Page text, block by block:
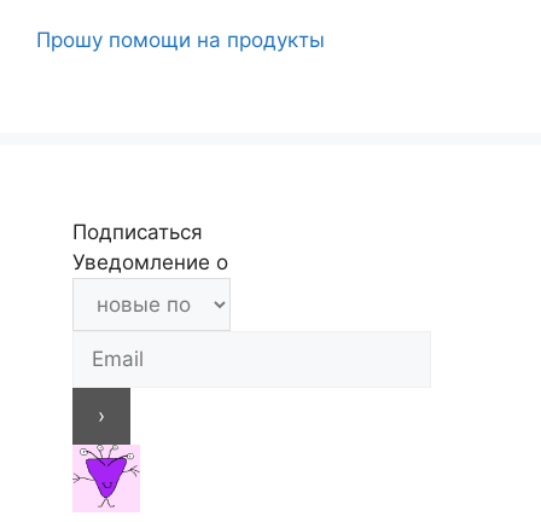
Прошу помощи на продукты
Подписаться
Уведомление о